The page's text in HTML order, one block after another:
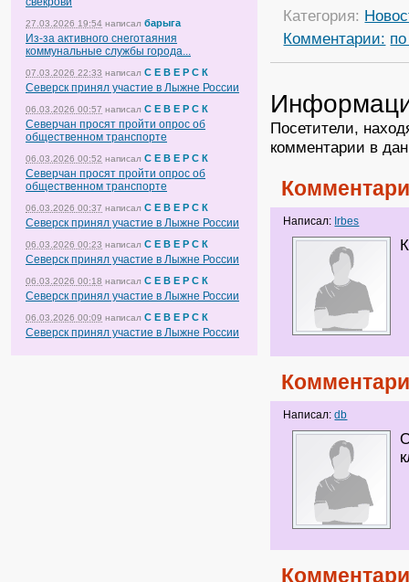
27.03.2026 19:54 написал барыга
Из-за активного снеготаяния
коммунальные службы города...
07.03.2026 22:33 написал С Е В Е Р С К
Северск принял участие в Лыжне России
06.03.2026 00:57 написал С Е В Е Р С К
Северчан просят пройти опрос об
общественном транспорте
06.03.2026 00:52 написал С Е В Е Р С К
Северчан просят пройти опрос об
общественном транспорте
06.03.2026 00:37 написал С Е В Е Р С К
Северск принял участие в Лыжне России
06.03.2026 00:23 написал С Е В Е Р С К
Северск принял участие в Лыжне России
06.03.2026 00:18 написал С Е В Е Р С К
Северск принял участие в Лыжне России
06.03.2026 00:09 написал С Е В Е Р С К
Северск принял участие в Лыжне России
Категория:
Комментарии:
Посетители,
комментарии в
Написал: Irbes
Написал:db